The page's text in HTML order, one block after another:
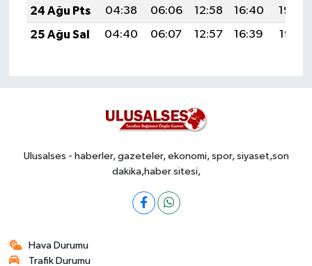
24 Ağu Pts
04:38 06:06 12:58 16:40
19:39
25 Ağu Sal
04:40 06:07 12:57 16:39 19:38
Ulusalses - haberler, gazeteler, ekonomi, spor, siyaset,son
dakika,haber sitesi,
Hava Durumu
Trafik Durumu